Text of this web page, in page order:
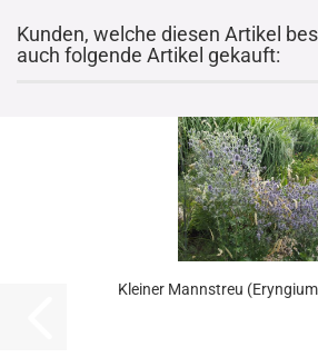
Kunden, welche diesen Artikel
auch folgende Artikel gekauft:
Kleiner Mannstreu